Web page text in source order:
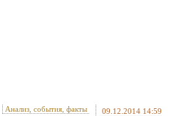
Анализ, события, факты 09.12.2014 14:59